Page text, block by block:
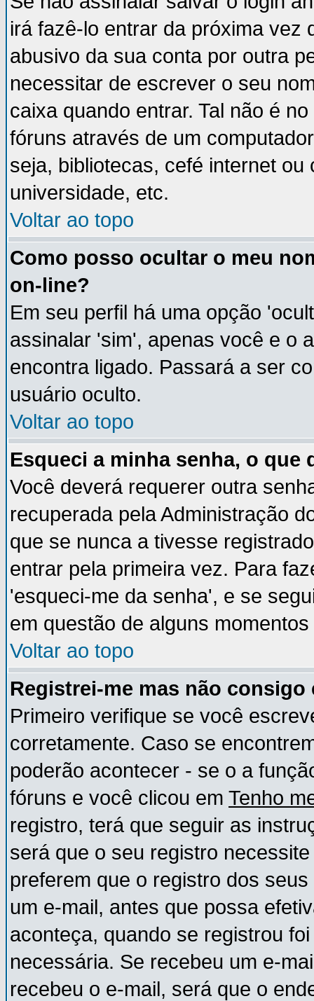
irá fazê-lo entrar da próxima vez
abusivo da sua conta por outra
necessitar de escrever o seu
caixa quando entrar. Tal não é
fóruns através de um
seja, bibliotecas, cefé internet
universidade, etc.
Voltar ao topo
Como posso ocultar o meu
on-line?
Em seu perfil há uma opção
assinalar 'sim', apenas você e o
encontra ligado. Passará a ser
usuário oculto.
Voltar ao topo
Esqueci a minha senha, o que
Você deverá requerer outra
recuperada pela Administração
que se nunca a tivesse
entrar pela primeira vez. Para
'esqueci-me da senha', e se
em questão de alguns momentos
Voltar ao topo
Registrei-me mas não
Primeiro verifique se você
corretamente. Caso se
poderão acontecer - se o a
fóruns e você clicou em Tenho
registro, terá que seguir as
será que o seu registro
preferem que o registro dos
um e-mail, antes que possa
aconteça, quando se registrou
necessária. Se recebeu um e-
recebeu o e-mail, será que o